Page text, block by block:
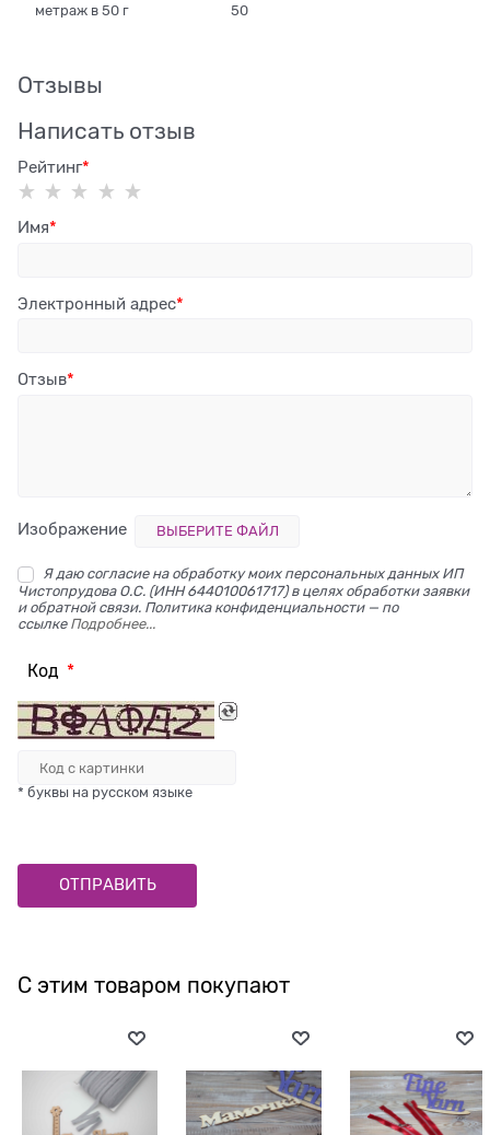
метраж в 50 г 50
Отзывы
Написать отзыв
Рейтинг
Имя
Электронный адрес
Отзыв
Изображение ВЫБЕРИТЕ ФАЙЛ
Я даю согласие на обработку моих персональных данных ИП
Чистопрудова О.С. (ИНН 644010061717) в целях обработки заявки
и обратной связи. Политика конфиденциальности — по
ссылке Подробнее...
Код
* буквы на русском языке
С этим товаром покупают